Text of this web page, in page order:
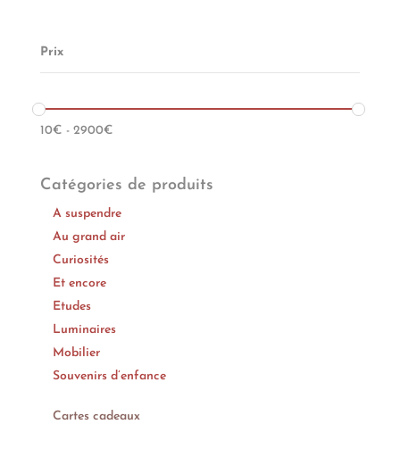
Prix
10€ - 2900€
Catégories de produits
A suspendre
Au grand air
Curiosités
Et encore
Etudes
Luminaires
Mobilier
Souvenirs d’enfance
Cartes cadeaux